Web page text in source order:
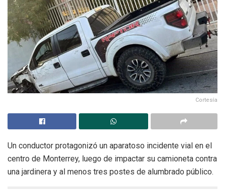
Cortesía
Un conductor protagonizó un aparatoso incidente vial en el
centro de Monterrey, luego de impactar su camioneta contra
una jardinera y al menos tres postes de alumbrado público.